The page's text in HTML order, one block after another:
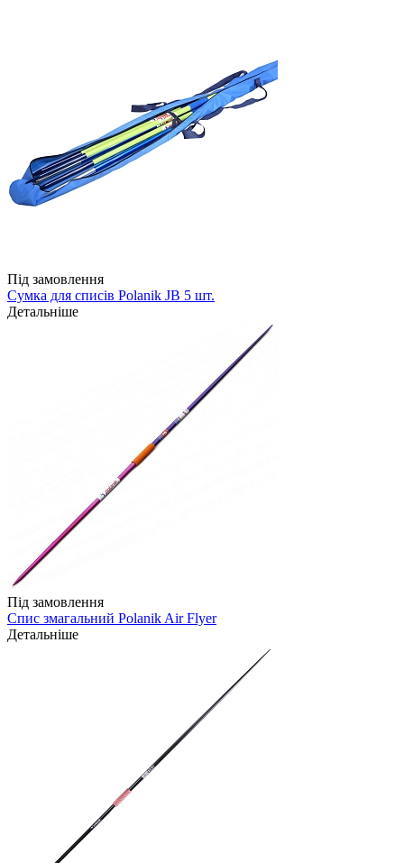
Під замовлення
Сумка для списів Polanik JB 5 шт.
Детальніше
Під замовлення
Спис змагальний Polanik Air Flyer
Детальніше